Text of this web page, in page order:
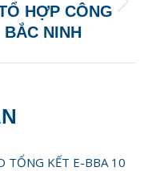
HỢP CÔNG
BẮC NINH
TỔNG KẾT E-BBA 10